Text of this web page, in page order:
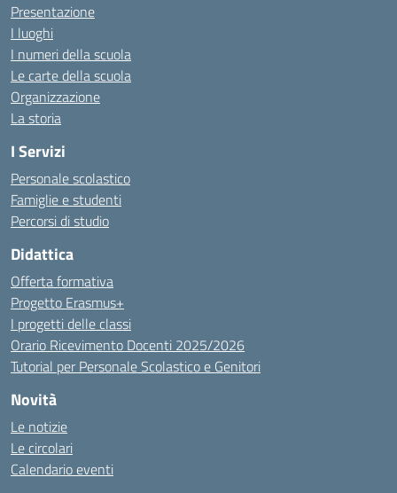
Presentazione
I luoghi
I numeri della scuola
Le carte della scuola
Organizzazione
La storia
I Servizi
Personale scolastico
Famiglie e studenti
Percorsi di studio
Didattica
Offerta formativa
Progetto Erasmus+
I progetti delle classi
Orario Ricevimento Docenti 2025/2026
Tutorial per Personale Scolastico e Genitori
Novità
Le notizie
Le circolari
Calendario eventi